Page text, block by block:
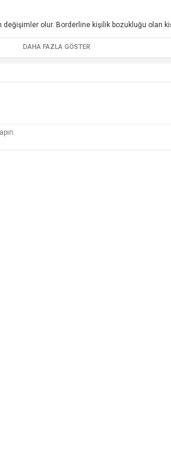
olur. Borderline kişilik bozukluğu olan
DAHA FAZLA GÖSTER